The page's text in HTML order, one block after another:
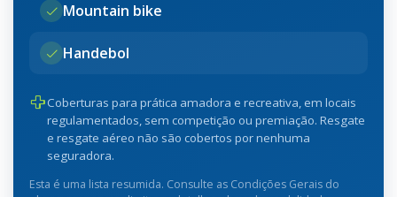
Mountain bike
Handebol
Coberturas para prática amadora e recreativa, em locais
regulamentados, sem competição ou premiação. Resgate
e resgate aéreo não são cobertos por nenhuma
seguradora.
Esta é uma lista resumida. Consulte as Condições Gerais do